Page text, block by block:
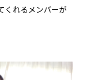
くれるメンバーが